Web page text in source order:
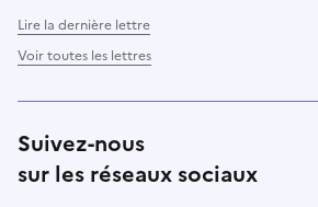
Lire la dernière lettre
Voir toutes les lettres
Suivez-nous
sur les réseaux sociaux